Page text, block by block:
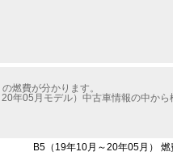
燃費が分かります。
年05月モデル）中古車情報の中から
B5（19年10月～20年05月）